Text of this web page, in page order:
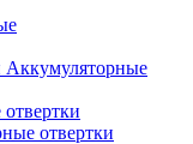
Аккумуляторные
отвертки